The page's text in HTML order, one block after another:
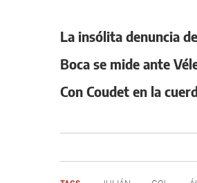
La insólita denuncia
Boca se mide ante
Con Coudet en la